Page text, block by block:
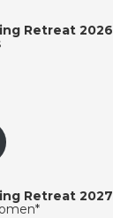
Retreat 2026
Retreat 2027